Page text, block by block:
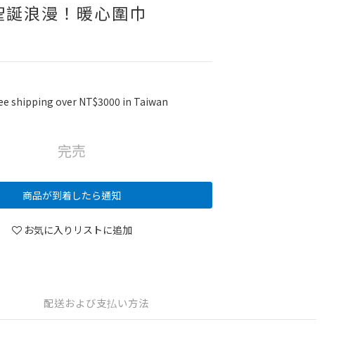
浪漫！暖心圍巾
shipping over NT$3000 in Taiwan
完売
商品が到着したら通知
お気に入りリストに追加
配送および支払い方法